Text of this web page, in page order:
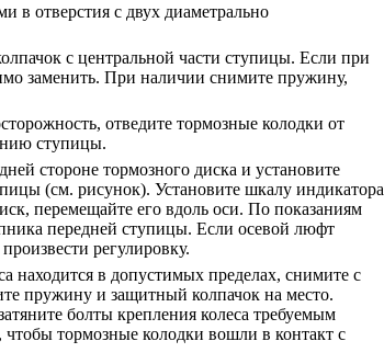
в отверстия с двух диаметрально
с центральной части ступицы. Если при
заменить. При наличии снимите пружину,
отведите тормозные колодки от
ступицы.
стороне тормозного диска и установите
(см. рисунок). Установите шкалу индикатора
перемещайте его вдоль оси. По показаниям
передней ступицы. Если осевой люфт
регулировку.
находится в допустимых пределах, снимите с
пружину и защитный колпачок на место.
болты крепления колеса требуемым
тормозные колодки вошли в контакт с